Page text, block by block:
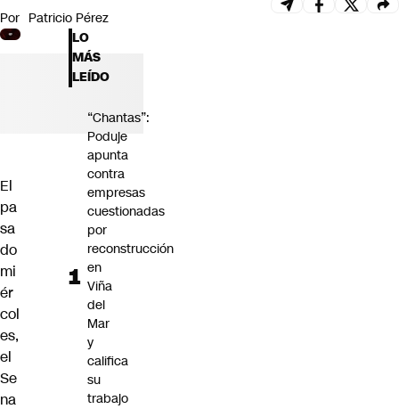
Por Patricio Pérez
El
pa
sa
do
mi
ér
col
es,
el
Se
na
LO
MÁS
LEÍDO
“Chantas”:
Poduje
apunta
contra
empresas
cuestionadas
por
reconstrucción
en
Viña
del
Mar
y
califica
su
trabajo